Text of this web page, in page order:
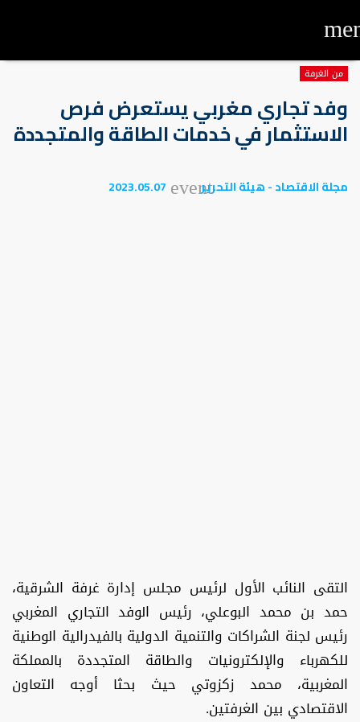
من الغرفة
وفد تجاري مغربي يستعرض فرص
الاستثمار في خدمات الطاقة والمتجددة
مجلة الاقتصاد - هيئة التحريرevent
2023.05.07
التقى النائب الأول لرئيس مجلس إدارة غرفة الشرقية،
حمد بن محمد البوعلي، رئيس الوفد التجاري المغربي
رئيس لجنة الشراكات والتنمية الدولية بالفيدرالية الوطنية
للكهرباء والإلكترونيات والطاقة المتجددة بالمملكة
المغربية، محمد زكزوتي حيث بحثا أوجه التعاون
الاقتصادي بين الغرفتين.